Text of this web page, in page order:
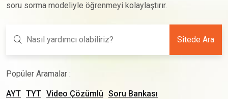
soru sorma modeliyle öğrenmeyi kolaylaştırır.
Sitede Ara
Popüler Aramalar :
AYT TYT Video Çözümlü Soru Bankası